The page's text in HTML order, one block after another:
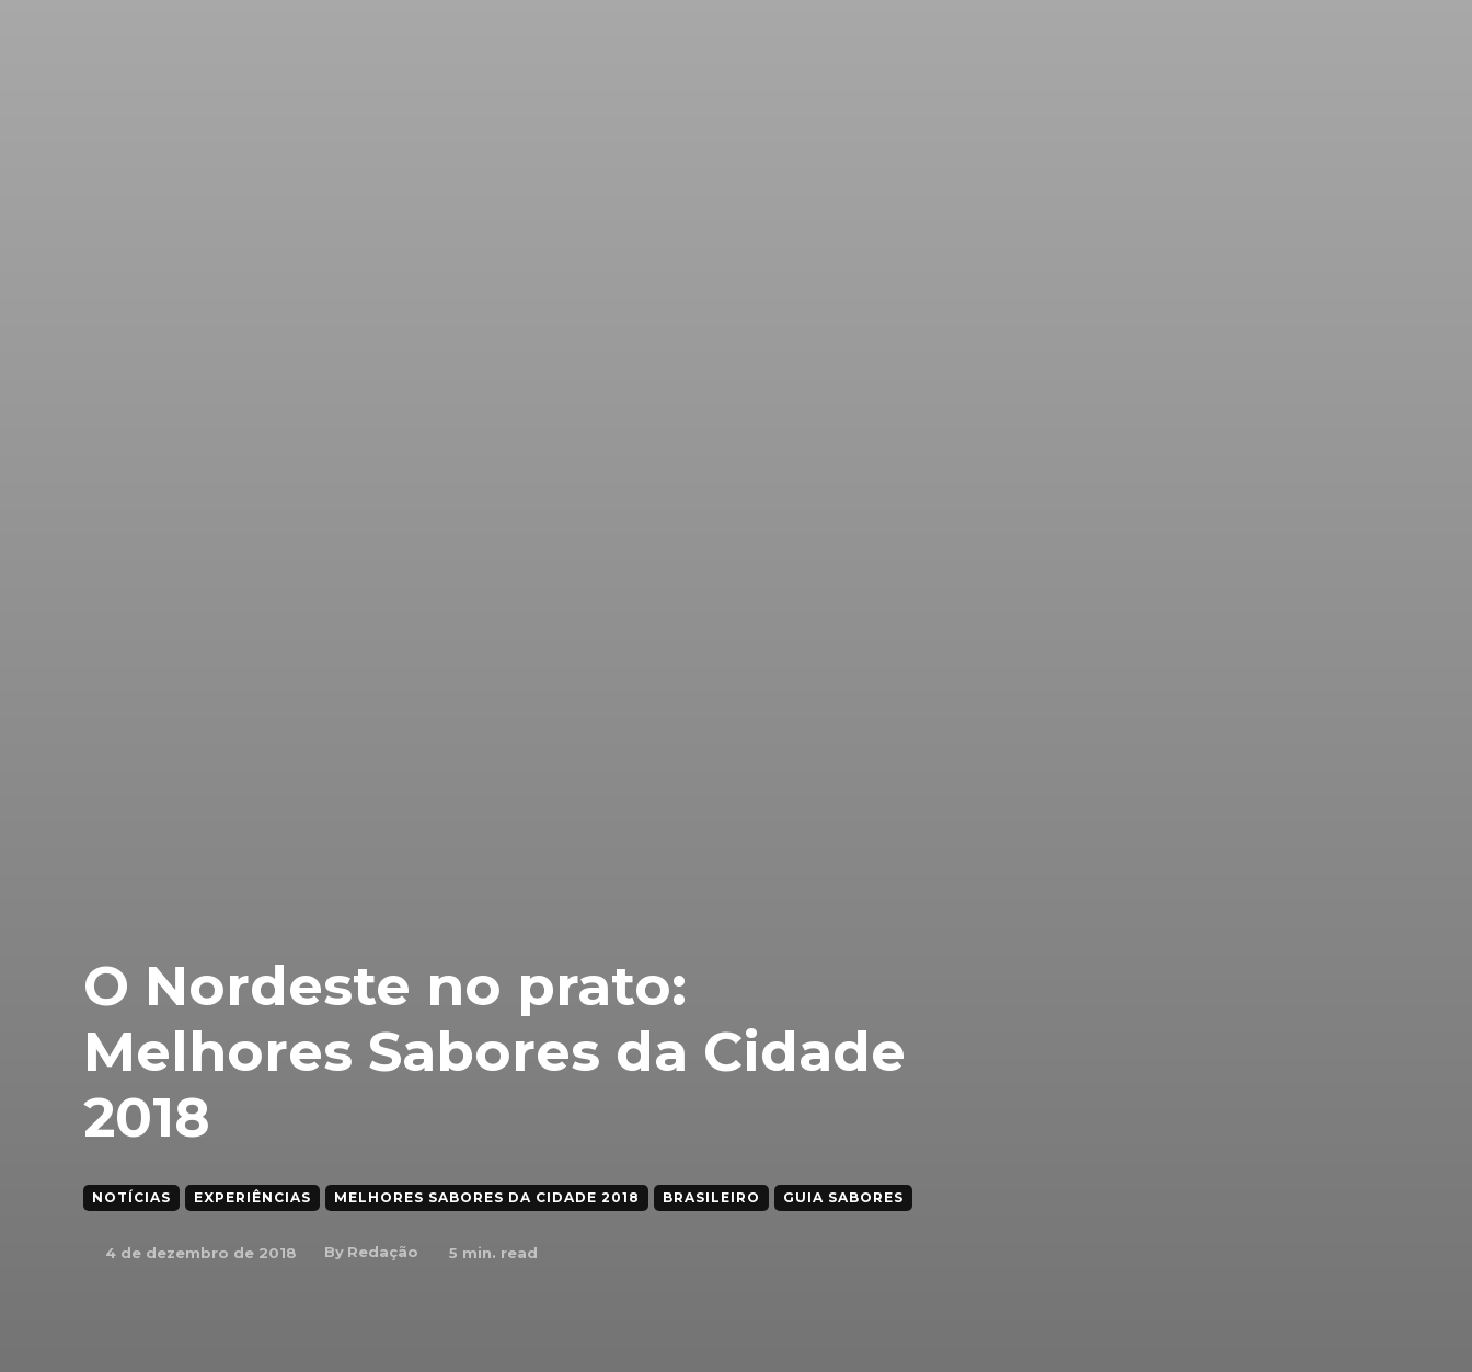
O Nordeste no prato:
Melhores Sabores da Cidade
2018
NOTÍCIAS EXPERIÊNCIAS MELHORES SABORES DA CIDADE 2018 BRASILEIRO GUIA SABORES
4 de dezembro de 2018 By Redação 5 min. read